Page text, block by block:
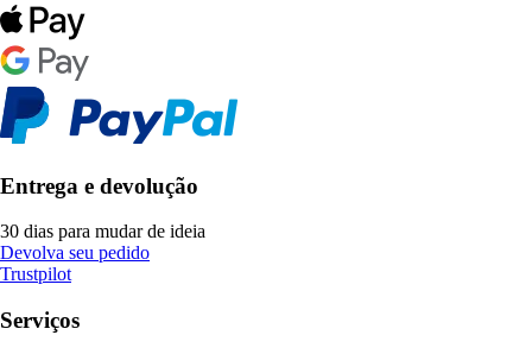
Entrega e devolução
30 dias para mudar de ideia
Devolva seu pedido
Trustpilot
Serviços